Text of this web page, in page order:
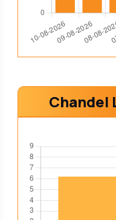
Chandel